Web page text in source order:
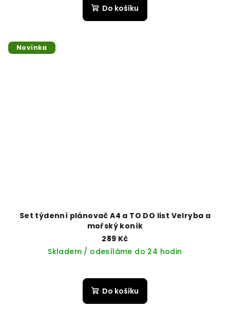
Do košíku
Novinka
Set týdenní plánovač A4 a TO DO list Velryba a
mořský koník
289 Kč
Skladem / odesíláme do 24 hodin
Do košíku